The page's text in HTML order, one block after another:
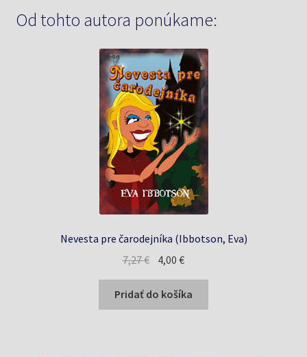
Od tohto autora ponúkame:
Nevesta pre čarodejníka (Ibbotson, Eva)
7,27€ Pôvodná
bola:
7,27 €.
4,00€Aktuálna
je:
4,00 €.
Pridať do košíka